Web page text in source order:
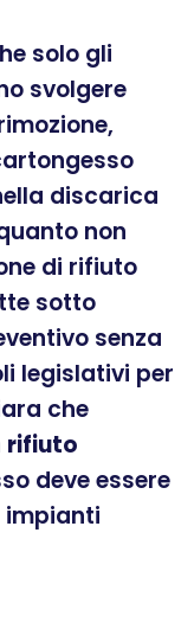
solo gli
svolgere
discarica
non
di rifiuto
sotto
senza
legislativi per
che
rifiuto
deve essere
impianti